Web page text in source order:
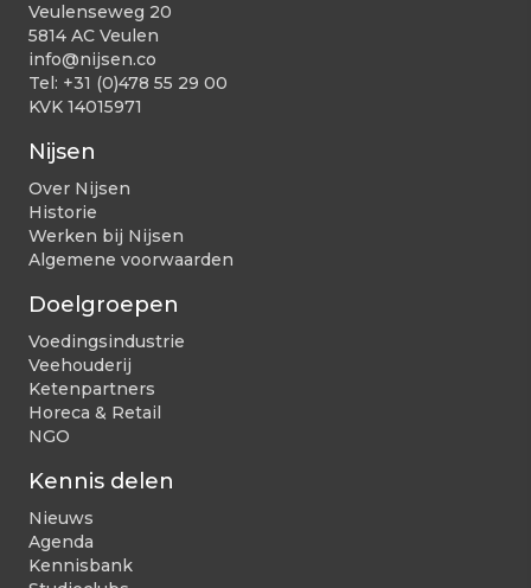
Veulenseweg 20
5814 AC Veulen
info@nijsen.co
Tel: +31 (0)478 55 29 00
KVK 14015971
Nijsen
Over Nijsen
Historie
Werken bij Nijsen
Algemene voorwaarden
Doelgroepen
Voedingsindustrie
Veehouderij
Ketenpartners
Horeca & Retail
NGO
Kennis delen
Nieuws
Agenda
Kennisbank